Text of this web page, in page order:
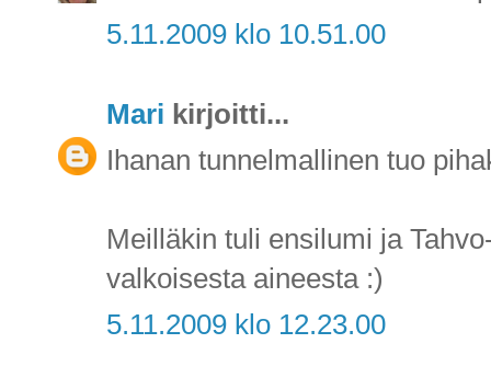
5.11.2009 klo 10.51.00
Mari kirjoitti...
Ihanan tunnelmallinen tuo
Meilläkin tuli ensilumi ja
valkoisesta aineesta :)
5.11.2009 klo 12.23.00